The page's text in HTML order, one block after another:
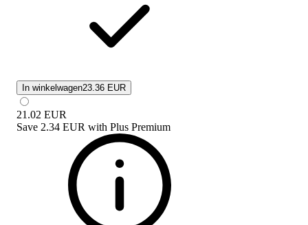
In winkelwagen23.36 EUR
21.02 EUR
Save 2.34 EUR with Plus Premium